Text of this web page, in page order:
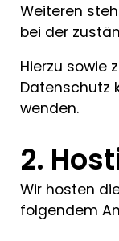
Weiteren
bei der
Hierzu sowie
Datenschutz
wenden.
2.
Wir hosten
folgendem